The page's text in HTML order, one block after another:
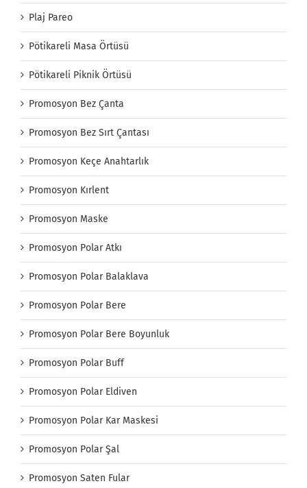
Plaj Pareo
Pötikareli Masa Örtüsü
Pötikareli Piknik Örtüsü
Promosyon Bez Çanta
Promosyon Bez Sırt Çantası
Promosyon Keçe Anahtarlık
Promosyon Kırlent
Promosyon Maske
Promosyon Polar Atkı
Promosyon Polar Balaklava
Promosyon Polar Bere
Promosyon Polar Bere Boyunluk
Promosyon Polar Buff
Promosyon Polar Eldiven
Promosyon Polar Kar Maskesi
Promosyon Polar Şal
Promosyon Saten Fular